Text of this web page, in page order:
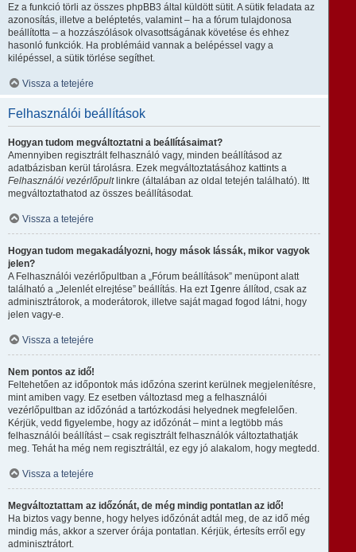
Ez a funkció törli az összes phpBB3 által küldött sütit. A sütik feladata az
azonosítás, illetve a beléptetés, valamint – ha a fórum tulajdonosa
beállította – a hozzászólások olvasottságának követése és ehhez
hasonló funkciók. Ha problémáid vannak a belépéssel vagy a
kilépéssel, a sütik törlése segíthet.
Vissza a tetejére
Felhasználói beállítások
Hogyan tudom megváltoztatni a beállításaimat?
Amennyiben regisztrált felhasználó vagy, minden beállításod az
adatbázisban kerül tárolásra. Ezek megváltoztatásához kattints a
Felhasználói vezérlőpultlinkre (általában az oldal tetején található). Itt
megváltoztathatod az összes beállításodat.
Vissza a tetejére
Hogyan tudom megakadályozni, hogy mások lássák, mikor vagyok
jelen?
A Felhasználói vezérlőpultban a „Fórum beállítások” menüpont alatt
található a „Jelenlét elrejtése” beállítás. Ha ezt Igenre állítod, csak az
adminisztrátorok, a moderátorok, illetve saját magad fogod látni, hogy
jelen vagy-e.
Vissza a tetejére
Nem pontos az idő!
Feltehetően az időpontok más időzóna szerint kerülnek megjelenítésre,
mint amiben vagy. Ez esetben változtasd meg a felhasználói
vezérlőpultban az időzónád a tartózkodási helyednek megfelelően.
Kérjük, vedd figyelembe, hogy az időzónát – mint a legtöbb más
felhasználói beállítást – csak regisztrált felhasználók változtathatják
meg. Tehát ha még nem regisztráltál, ez egy jó alakalom, hogy megtedd.
Vissza a tetejére
Megváltoztattam az időzónát, de még mindig pontatlan az idő!
Ha biztos vagy benne, hogy helyes időzónát adtál meg, de az idő még
mindig más, akkor a szerver órája pontatlan. Kérjük, értesíts erről egy
adminisztrátort.